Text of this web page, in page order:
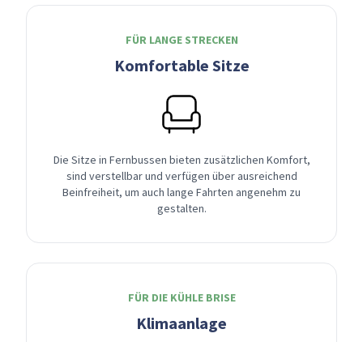
FÜR LANGE STRECKEN
Komfortable Sitze
Die Sitze in Fernbussen bieten zusätzlichen Komfort,
sind verstellbar und verfügen über ausreichend
Beinfreiheit, um auch lange Fahrten angenehm zu
gestalten.
FÜR DIE KÜHLE BRISE
Klimaanlage